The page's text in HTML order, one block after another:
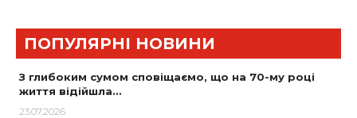
ПОПУЛЯРНІ НОВИНИ
З глибоким сумом сповіщаємо, що на 70-му році
життя відійшла…
23.07.2026